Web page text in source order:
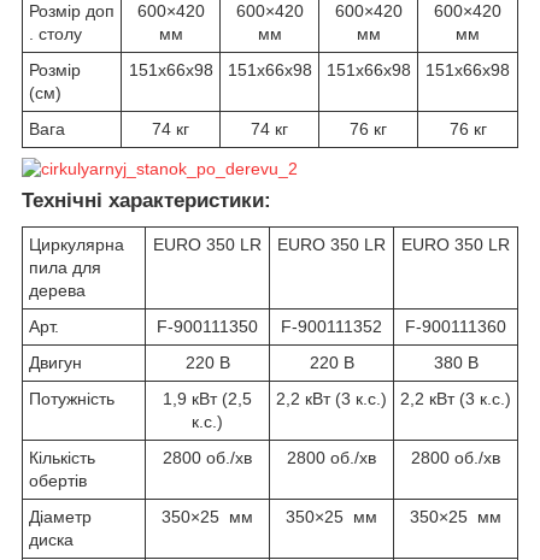
Розмір доп
. столу
600×420
мм
600×420
мм
600×420
мм
600×420
мм
Розмір
(см)
151x66x98 151x66x98 151x66x98 151x66x98
Вага 74 кг 74 кг 76 кг 76 кг
Технічні характеристики:
Циркулярна
пила для
дерева
EURO 350 LR EURO 350 LR EURO 350 LR
Арт. F-900111350 F-900111352
F-900111360
Двигун
220 В 220 В
380 В
Потужність
1,9 кВт (2,5
к.с.)
2,2 кВт (3 к.с.) 2,2 кВт (3 к.с.)
Кількість
обертів
2800 об./хв 2800 об./хв 2800 об./хв
Діаметр
диска
350×25 мм 350×25 мм 350×25 мм